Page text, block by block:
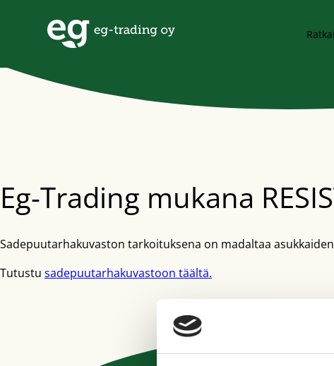
Eg-Trading mukana
Sadepuutarhakuvaston tarkoituksena on madaltaa
Tutustu sadepuutarhakuvastoon täältä.